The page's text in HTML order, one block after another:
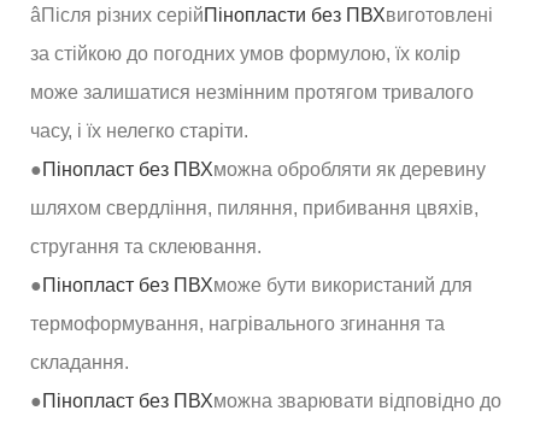
âПісля різних серійПінопласти без ПВХвиготовлені
за стійкою до погодних умов формулою, їх колір
може залишатися незмінним протягом тривалого
часу, і їх нелегко старіти.
●Пінопласт без ПВХможна обробляти як деревину
шляхом свердління, пиляння, прибивання цвяхів,
стругання та склеювання.
●Пінопласт без ПВХможе бути використаний для
термоформування, нагрівального згинання та
складання.
●Пінопласт без ПВХможна зварювати відповідно до